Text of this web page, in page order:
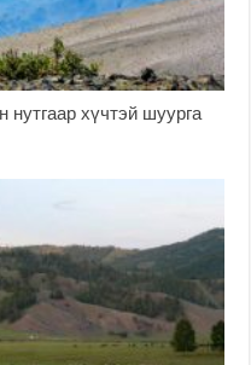
нутгаар хүчтэй шуурга